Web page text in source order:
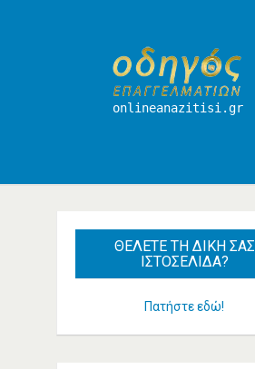
onlineanazitisi.gr
ΘΈΛΕΤΕΤΗ ΔΙΚΉ ΣΑΣ
ΙΣΤΟΣΕΛΊΔΑ?
Πατήστε εδώ!